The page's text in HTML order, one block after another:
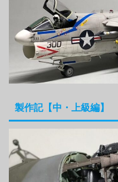
製作記【中・上級編】